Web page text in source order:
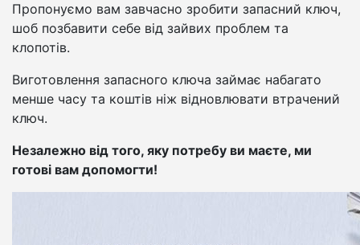
Пропонуємо вам завчасно зробити запасний ключ,
шоб позбавити себе від зайвих проблем та
клопотів.
Виготовлення запасного ключа займає набагато
менше часу та коштів ніж відновлювати втрачений
ключ.
Незалежно від того, яку потребу ви маєте, ми
готові вам допомогти!